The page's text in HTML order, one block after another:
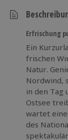
Erfrischung
Ein
frischen
Natur.
Nordwind,
in den Tag
Ostsee
wartet
des